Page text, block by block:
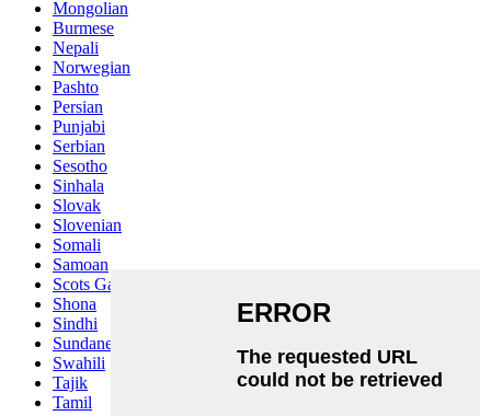
Mongolian
Burmese
Nepali
Norwegian
Pashto
Persian
Punjabi
Serbian
Sesotho
Sinhala
Slovak
Slovenian
Somali
Samoan
Scots Gaelic
Shona
Sindhi
Sundanese
Swahili
Tajik
Tamil